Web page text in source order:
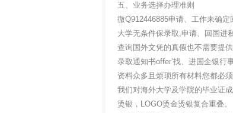
五、业务选择办理准则
微Q912446885申请、工作未确
大学无条件保录取,申请、回国进
查询国外文凭的真假也不需要提
录取通知书offer’找、进国企银行
资料众多且烦琐所有材料您都必
我们对海外大学及学院的毕业证
烫银，LOGO烫金烫银复合重叠。